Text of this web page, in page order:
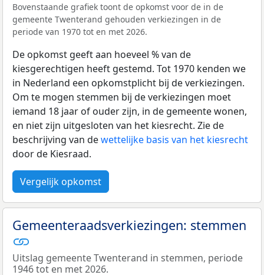
Bovenstaande grafiek toont de opkomst voor de in de
gemeente Twenterand gehouden verkiezingen in de
periode van 1970 tot en met 2026.
De opkomst geeft aan hoeveel % van de
kiesgerechtigen heeft gestemd. Tot 1970 kenden we
in Nederland een opkomstplicht bij de verkiezingen.
Om te mogen stemmen bij de verkiezingen moet
iemand 18 jaar of ouder zijn, in de gemeente wonen,
en niet zijn uitgesloten van het kiesrecht. Zie de
beschrijving van dewettelijke basis van het kiesrecht
door de Kiesraad.
Vergelijk opkomst
Gemeenteraadsverkiezingen: stemmen
Uitslag gemeente Twenterand in stemmen, periode
1946 tot en met 2026.